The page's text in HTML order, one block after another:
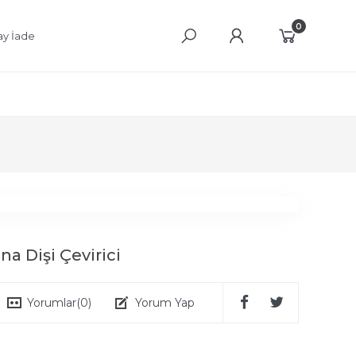
İade
0
Dişi Çevirici
Yorumlar(0) Yorum Yap